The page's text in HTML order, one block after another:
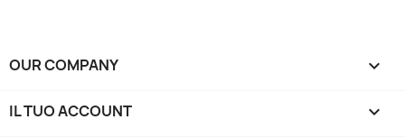
OUR COMPANY 
IL TUO ACCOUNT 